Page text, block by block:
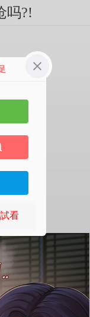
吗?!
看